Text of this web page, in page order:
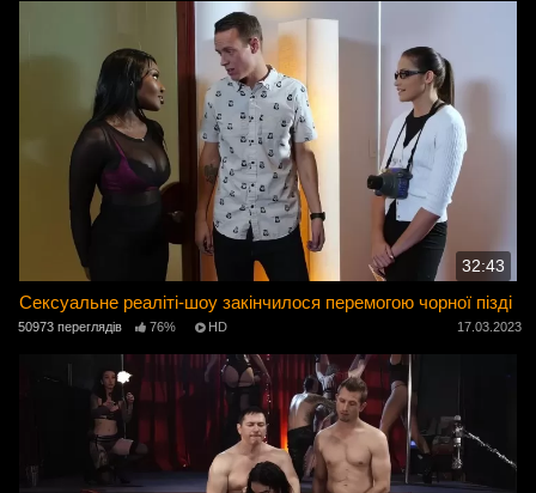
32:43
Сексуальне реаліті-шоу закінчилося перемогою чорної пізді
50973 переглядів 76% HD 17.03.2023